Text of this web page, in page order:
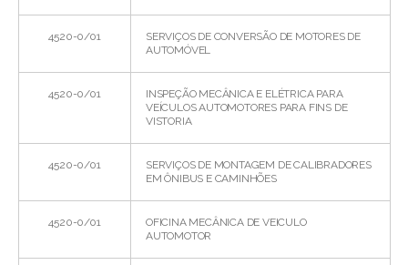
4520-0/01
SERVIÇOS DE CONVERSÃO DE MOTORES DE
AUTOMÓVEL
4520-0/01
INSPEÇÃO MECÂNICA E ELÉTRICA PARA
VEÍCULOS AUTOMOTORES PARA FINS DE
VISTORIA
4520-0/01
SERVIÇOS DE MONTAGEM DE CALIBRADORES
EM ÔNIBUS E CAMINHÕES
4520-0/01
OFICINA MECÂNICA DE VEICULO
AUTOMOTOR